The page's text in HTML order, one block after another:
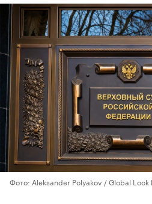
Фото: Aleksander Polyakov / Global Look